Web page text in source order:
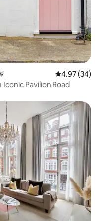
レビュー34
4.97 (34)
Pavilion Road